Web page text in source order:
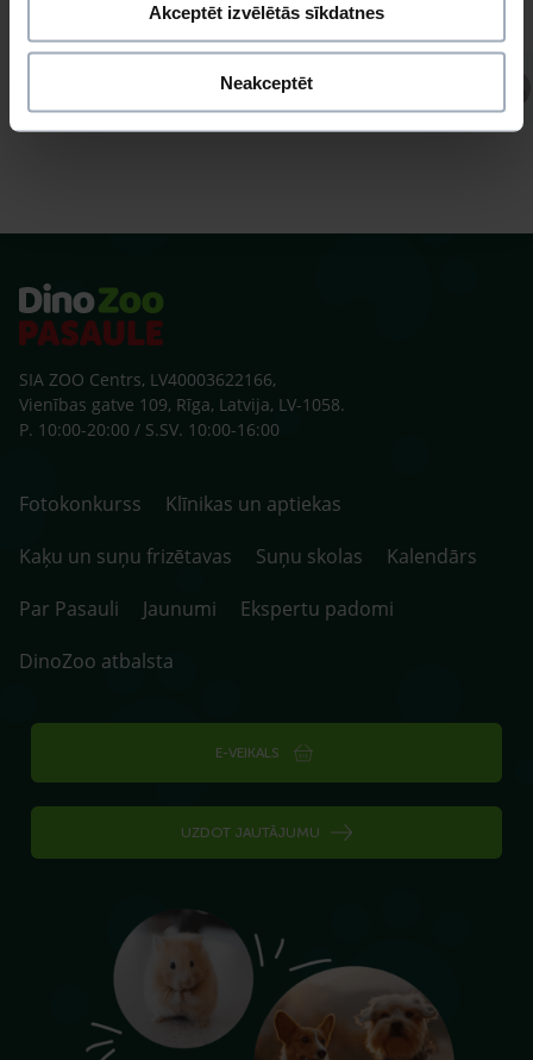
Akceptēt izvēlētās sīkdatnes
Neakceptēt
Atbild Ihtiologs, Ihtiologs
SIA ZOO Centrs, LV40003622166,
Vienības gatve 109, Rīga, Latvija, LV-1058.
P. 10:00-20:00 / S.SV. 10:00-16:00
Fotokonkurss
Klīnikas un aptiekas
Kaķu un suņu frizētavas
Suņu skolas
Kalendārs
Par Pasauli
Jaunumi
Ekspertu padomi
DinoZoo atbalsta
E-VEIKALS
UZDOT JAUTĀJUMU